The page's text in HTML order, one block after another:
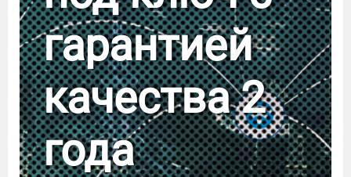
гарантией
качества 2
года